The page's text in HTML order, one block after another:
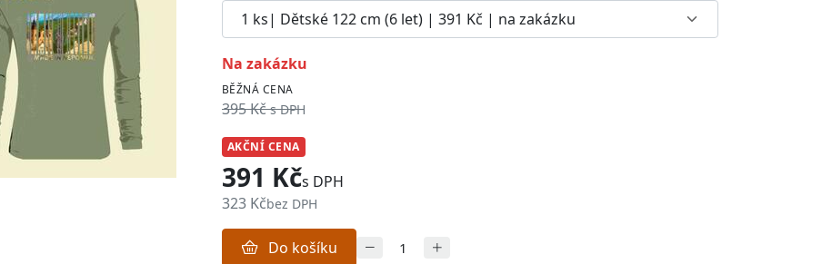
na zakázku
BĚŽNÁ CENA
395 Kč s DPH
AKČNÍ CENA
391 Kčs DPH
323 Kčbez DPH
Do košíku